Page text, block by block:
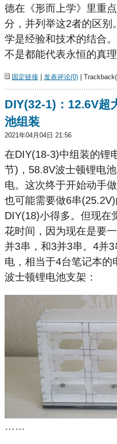
德在《形而上学》里重
分，并列举这2者的区别
学是经验和技术的结合
不是都能代表永恒的真
固定链接| 发表评论(0)|
DIY(32-1)：12.6V超
池组装
2021年04月04日 21:56
在DIY(18-3)中组装的锂
节)，58.8V波士顿锂电
电。这次终于开始动手
也可能需要做6串
DIY(18)小得多。但现在
花时间，因为现在是要
并3串，和3并3串。4并
电，相当于4台笔记本的
波士顿锂电池支架：
……